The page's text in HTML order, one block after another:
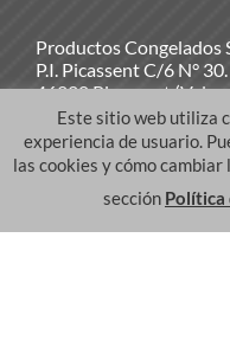
Productos Congelados
P.I. Picassent C/6 N°
46220 Picassent
Phone:(+34) 902 100
Email:info@pcs.es
Este sitio web utiliza
experiencia de usuario.
las cookies y cómo
sección Política